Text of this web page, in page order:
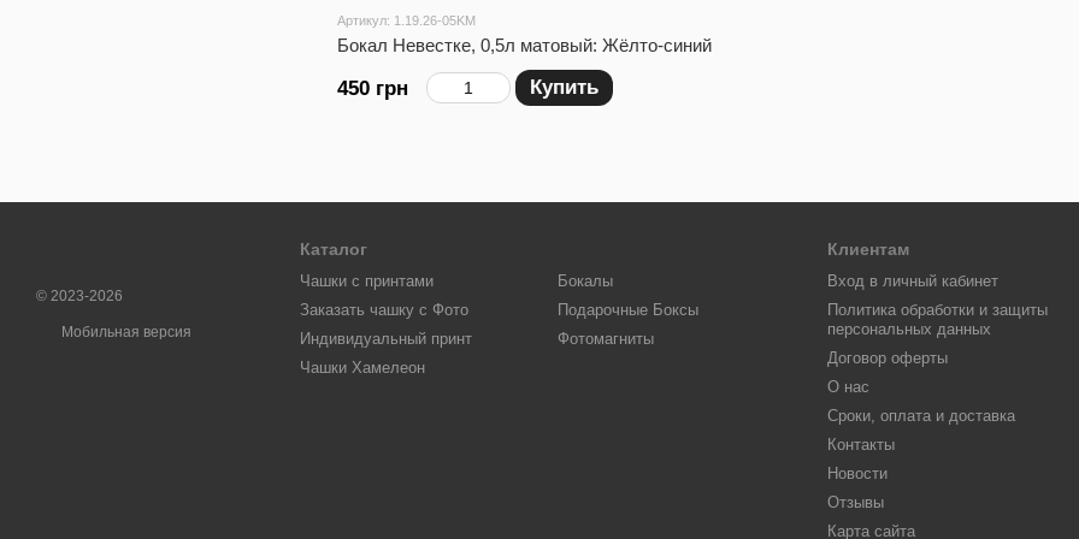
Артикул: 1.19.26-05KM
Бокал Невестке, 0,5л матовый: Жёлто-синий
450 грн Купить
© 2023-2026
Мобильная версия
Каталог
Чашки с принтами
Заказать чашку с Фото
Индивидуальный принт
Чашки Хамелеон
Бокалы
Подарочные Боксы
Фотомагниты
Клиентам
Вход в личный кабинет
Политика обработки и защиты
персональных данных
Договор оферты
О нас
Сроки, оплата и доставка
Контакты
Новости
Отзывы
Карта сайта